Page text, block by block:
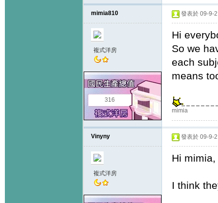
mimia810
複式洋房
316
發表於 09-9-
Hi
So we
each
means
mimia
Vinyny
複式洋房
發表於 09-9-
Hi mimia,
I think